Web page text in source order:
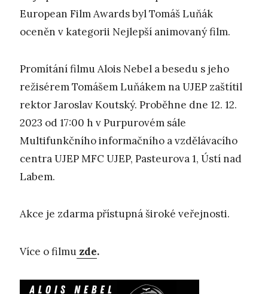
European Film Awards byl Tomáš Luňák
oceněn v kategorii Nejlepší animovaný film.
Promítání filmu Alois Nebel a besedu s jeho
režisérem Tomášem Luňákem na UJEP zaštítil
rektor Jaroslav Koutský. Proběhne dne 12. 12.
2023 od 17:00 h v Purpurovém sále
Multifunkčního informačního a vzdělávacího
centra UJEP MFC UJEP, Pasteurova 1, Ústí nad
Labem.
Akce je zdarma přístupná široké veřejnosti.
Více o filmu zde.